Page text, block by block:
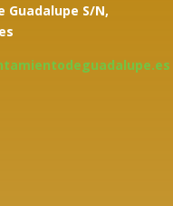
Guadalupe S/N,